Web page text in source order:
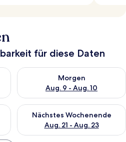
für diese Daten
für heute Nacht, Aug. 8 - Aug. 9.
Morgen
Aug. 9 - Aug. 10
Überprüfe die Verfügbarkeit
dieses Wochenende, Aug. 14
Nächstes Wochenende
Aug. 21 - Aug. 23
Überprüfe die Verfügbarkeit